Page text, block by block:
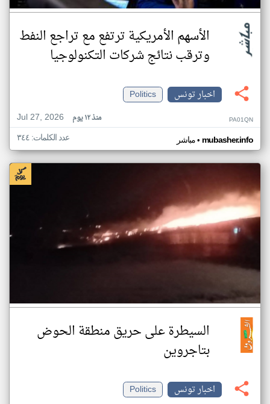
الأسهم الأمريكية ترتفع مع تراجع النفط
وترقب نتائج شركات التكنولوجيا
اخبار تونس
Politics
Jul 27, 2026
منذ ١٢ يوم PA01QN
مباشر• mubasher.info عدد الكلمات: ٣٤٤
السيطرة على حريق منطقة الحوض
بتاجروين
اخبار تونس
Politics